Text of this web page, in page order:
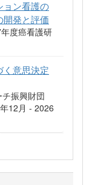
ョン看護の
開発と評価
度癌看護研
く意思決定
振興財団
12月 - 2026